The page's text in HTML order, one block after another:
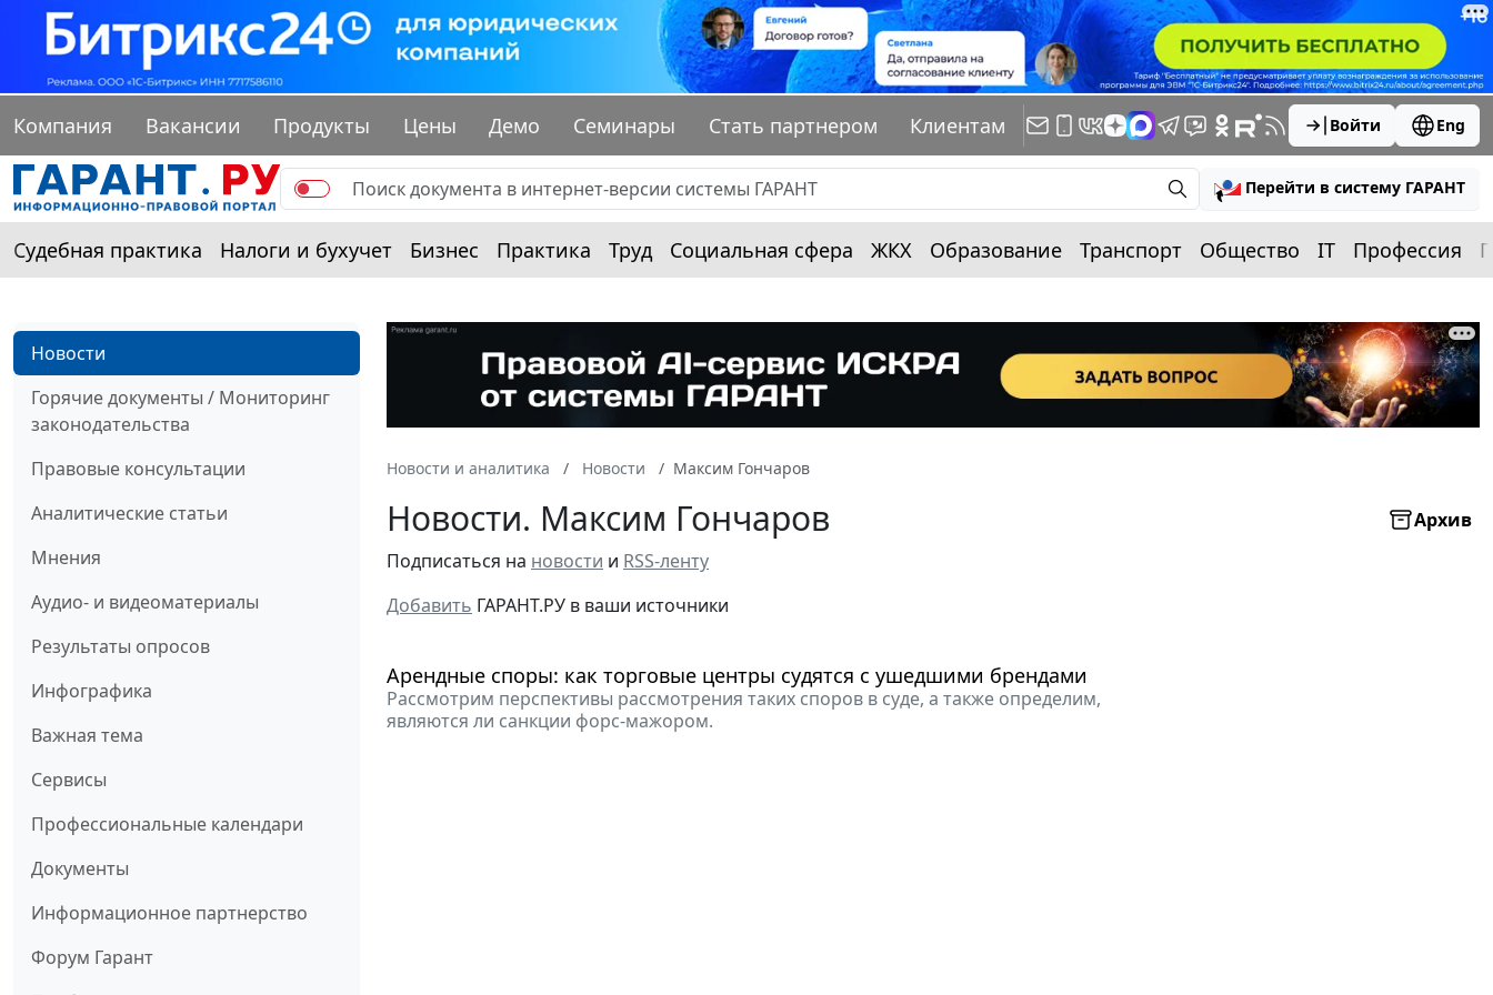
Компания Вакансии Продукты Цены Демо Семинары Стать партнером Клиентам Войти Eng
Перейти в систему ГАРАНТ
Судебная практика Налоги и бухучет Бизнес Практика Труд Социальная сфера ЖКХ Образование Транспорт Общество IT Профессия
Новости
Горячие документы / Мониторинг
законодательства
Правовые консультации
Аналитические статьи
Мнения
Аудио- и видеоматериалы
Результаты опросов
Инфографика
Важная тема
Сервисы
Профессиональные календари
Документы
Информационное партнерство
Форум Гарант
Новости и аналитика Новости Максим Гончаров
Новости. Максим Гончаров
Архив
Подписаться на новости и RSS-ленту
Добавить ГАРАНТ.РУ в ваши источники
Арендные споры: как торговые центры судятся с ушедшими брендами
Рассмотрим перспективы рассмотрения таких споров в суде, а также определим,
являются ли санкции форс-мажором.